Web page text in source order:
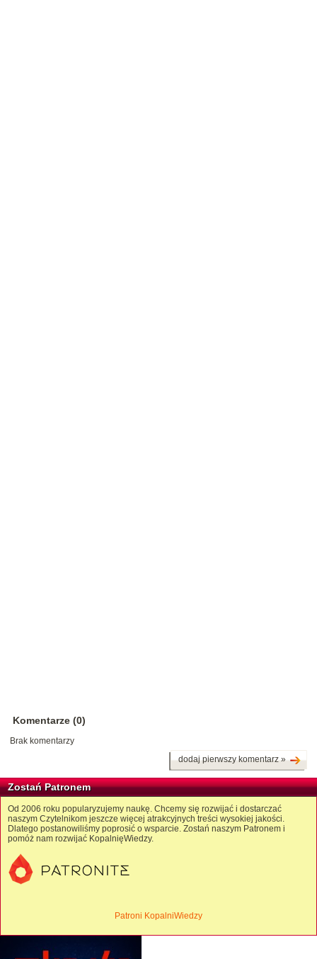
Komentarze (0)
Brak komentarzy
dodaj pierwszy komentarz »
Zostań Patronem
Od 2006 roku popularyzujemy naukę. Chcemy się rozwijać i dostarczać
naszym Czytelnikom jeszcze więcej atrakcyjnych treści wysokiej jakości.
Dlatego postanowiliśmy poprosić o wsparcie. Zostań naszym Patronem i
pomóż nam rozwijać KopalnięWiedzy.
Patroni KopalniWiedzy